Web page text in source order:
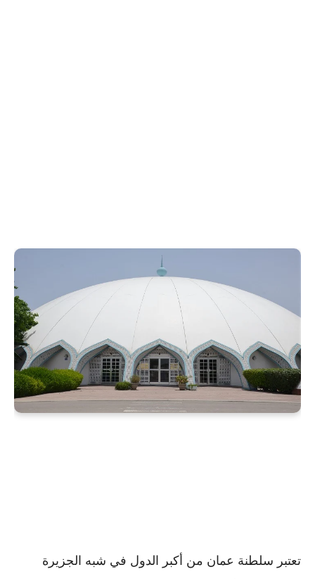
تعتبر سلطنة عمان من أكبر الدول في شبه الجزيرة